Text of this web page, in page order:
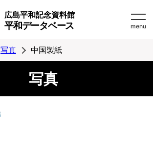
広島平和記念資料館
平和データベース menu
写真 中国製紙
写真